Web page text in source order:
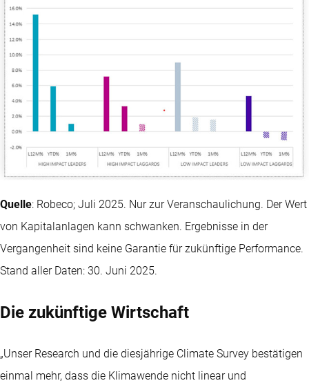
Quelle: Robeco; Juli 2025. Nur zur Veranschaulichung. Der Wert
von Kapitalanlagen kann schwanken. Ergebnisse in der
Vergangenheit sind keine Garantie für zukünftige Performance.
Stand aller Daten: 30. Juni 2025.
Die zukünftige Wirtschaft
„Unser Research und die diesjährige Climate Survey bestätigen
einmal mehr, dass die Klimawende nicht linear und